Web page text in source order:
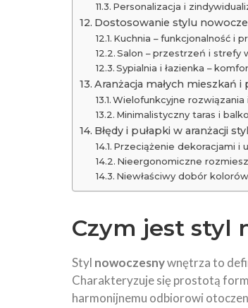
Personalizacja i
Dostosowanie stylu
Kuchnia – funkcjonalność i
Salon – przestrzeń i strefy
Sypialnia i łazienka –
Aranżacja małych mieszkań
Wielofunkcyjne
Minimalistyczny taras i
Błędy i pułapki w aranżacji
Przeciążenie dekoracjami i
Nieergonomiczne
Niewłaściwy dobór
Czym jest styl
Styl nowoczesnywnętrza to
Charakteryzuje się prostotą
harmonijnemu odbiorowi